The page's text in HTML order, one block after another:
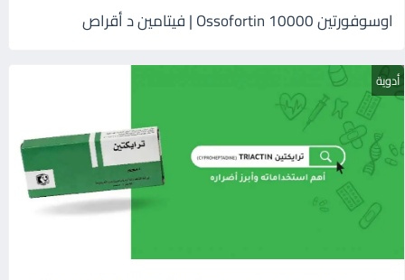
اوسوفورتين 10000 Ossofortin | فيتامين د أقراص
أدوية